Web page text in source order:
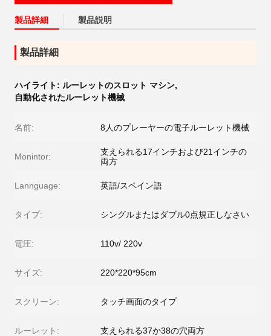
製品詳細 製品説明
製品詳細
ハイライト: ルーレットのスロット マシン,
自動化されたルーレット機械
名前: 8人のプレーヤーの電子ルーレット機械
Monintor:
支えられる17インチおよび21インチの
両方
Lannguage: 英語/スペイン語
タイプ: シングルまたはダブル0点規正しなさい
電圧: 110v/ 220v
サイズ: 220*220*95cm
スクリーン: タッチ画面のタイプ
ルーレット: 支えられる37か38の穴両方